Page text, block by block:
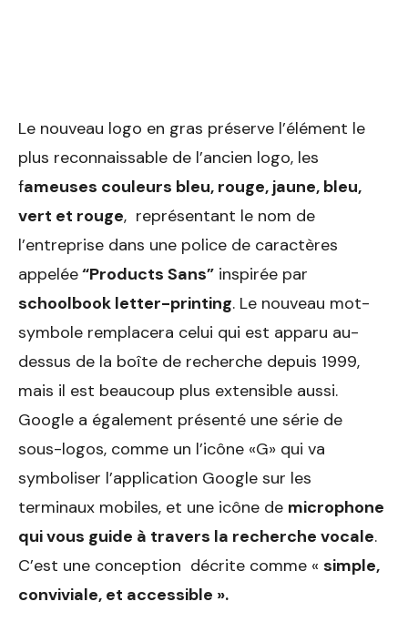
Le nouveau logo en gras préserve l’élément le
plus reconnaissable de l’ancien logo, les
fameuses couleurs bleu, rouge, jaune, bleu,
vert et rouge, représentant le nom de
l’entreprise dans une police de caractères
appelée“Products Sans” inspirée par
schoolbook letter-printing. Le nouveau mot-
symbole remplacera celui qui est apparu au-
dessus de la boîte de recherche depuis 1999,
mais il est beaucoup plus extensible aussi.
Google a également présenté une série de
sous-logos, comme un l’icône «G» qui va
symboliser l’application Google sur les
terminaux mobiles, et une icône de microphone
qui vous guide à travers la recherche vocale.
C’est une conception décrite comme « simple,
conviviale, et accessible ».